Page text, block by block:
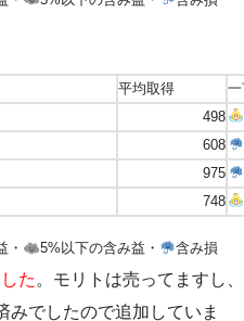
平均取得
498
608
975
748
・ 5%以下の含み益・ 含み損
た 。モリトは売ってますし、
みでしたので追加していま